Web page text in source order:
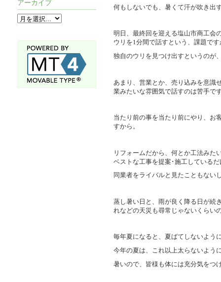
何もしないでも、暑くて汗が吹き出
明日、最終回を迎える塩山市商工会
ウリを1分間で話すという、課題で
独自のウリを見つけ出すというのが
あまり、営業とか、売り込みを意識
業みたいな雰囲気で話すのは苦手で
当たり前の事を当たり前にやり、お
すから。
リフォームだから、何とか工法みた
ベストな工事を提案･施工している
同業者をライバルと見たこともない
蒸し暑い日と、雨が良く降る日が続
れなどの天災も尋常じゃないくらい
毎年夏になると、夏ばてしないよう
今年の夏は、これ以上太らないよう
暑いので、皆様も体には充分気をつ
アーカイブ